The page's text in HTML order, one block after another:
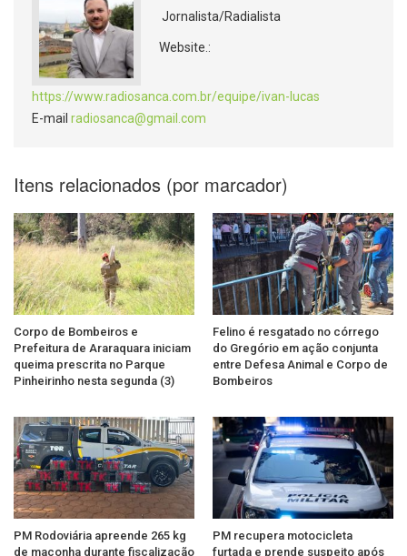
Jornalista/Radialista
Website.:
https://www.radiosanca.com.br/equipe/ivan-lucas
E-mail radiosanca@gmail.com
Itens relacionados (por marcador)
Corpo de Bombeiros e
Prefeitura de Araraquara iniciam
queima prescrita no Parque
Pinheirinho nesta segunda (3)
Felino é resgatado no córrego
do Gregório em ação conjunta
entre Defesa Animal e Corpo de
Bombeiros
PM Rodoviária apreende 265 kg
de maconha durante fiscalização
PM recupera motocicleta
furtada e prende suspeito após